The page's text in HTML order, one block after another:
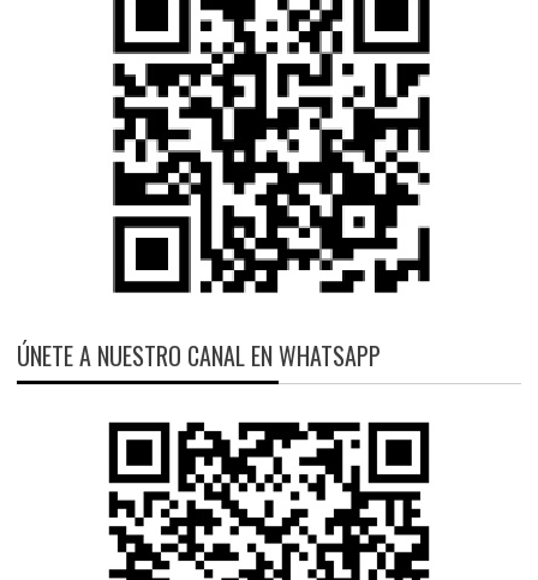
ÚNETE A NUESTRO CANAL EN WHATSAPP